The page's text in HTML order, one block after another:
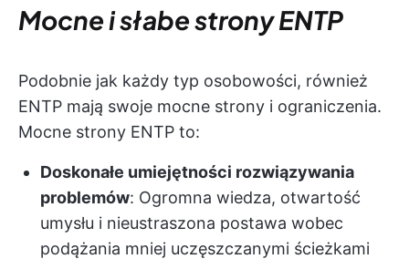
Mocne i słabe strony ENTP
Podobnie jak każdy typ osobowości, również
ENTP mają swoje mocne strony i ograniczenia.
Mocne strony ENTP to:
Doskonałe umiejętności rozwiązywania
problemów: Ogromna wiedza, otwartość
umysłu i nieustraszona postawa wobec
podążania mniej uczęszczanymi ścieżkami